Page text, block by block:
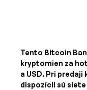
Tento Bitcoin
kryptomien za
a USD. Pri predaji
dispozícii sú siete